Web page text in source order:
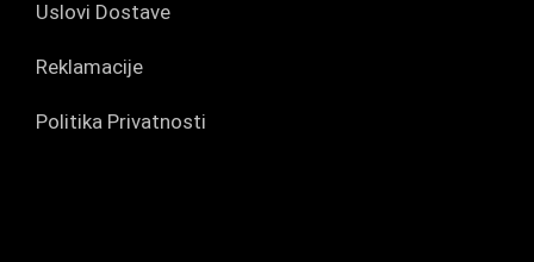
Uslovi Dostave
Reklamacije
Politika Privatnosti